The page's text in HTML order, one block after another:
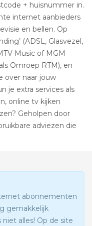
+ huisnummer in.
internet aanbieders
en bellen. Op
(ADSL, Glasvezel,
Music of MGM
Omroep RTM), en
over naar jouw
je extra services als
online tv kijken
Geholpen door
adviezen die
abonnementen
gemakkelijk
alles! Op de site